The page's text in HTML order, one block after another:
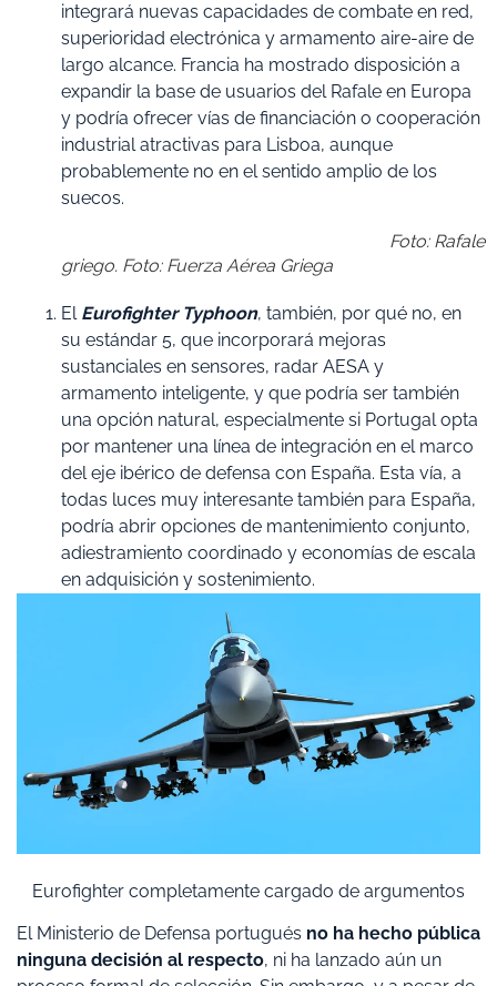
integrará nuevas capacidades de combate en red,
superioridad electrónica y armamento aire-aire de
largo alcance. Francia ha mostrado disposición a
expandir la base de usuarios del Rafale en Europa
y podría ofrecer vías de financiación o cooperación
industrial atractivas para Lisboa, aunque
probablemente no en el sentido amplio de los
suecos.
Foto: Rafale
griego. Foto: Fuerza Aérea Griega
El Eurofighter Typhoon, también, por qué no, en
su estándar 5, que incorporará mejoras
sustanciales en sensores, radar AESA y
armamento inteligente, y que podría ser también
una opción natural, especialmente si Portugal opta
por mantener una línea de integración en el marco
del eje ibérico de defensa con España. Esta vía, a
todas luces muy interesante también para España,
podría abrir opciones de mantenimiento conjunto,
adiestramiento coordinado y economías de escala
en adquisición y sostenimiento.
Eurofighter completamente cargado de argumentos
El Ministerio de Defensa portugués no ha hecho pública
ninguna decisión al respecto, ni ha lanzado aún un